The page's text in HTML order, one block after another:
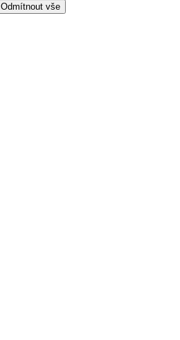
Odmítnout vše